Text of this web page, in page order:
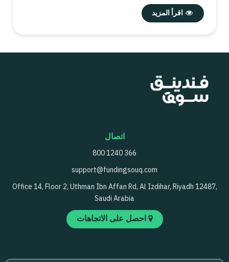
اقرأ المزيد
اتصال
800 1240 366
support@fundingsouq.com
Office 14, Floor 2, Uthman Ibn Affan Rd, Al Izdihar, Riyadh 12487,
Saudi Arabia
احصل على الاتجاهات